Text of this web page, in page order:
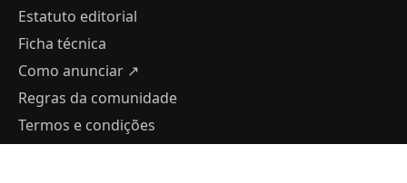
Estatuto editorial
Ficha técnica
Como anunciar ↗
Regras da comunidade
Termos e condições